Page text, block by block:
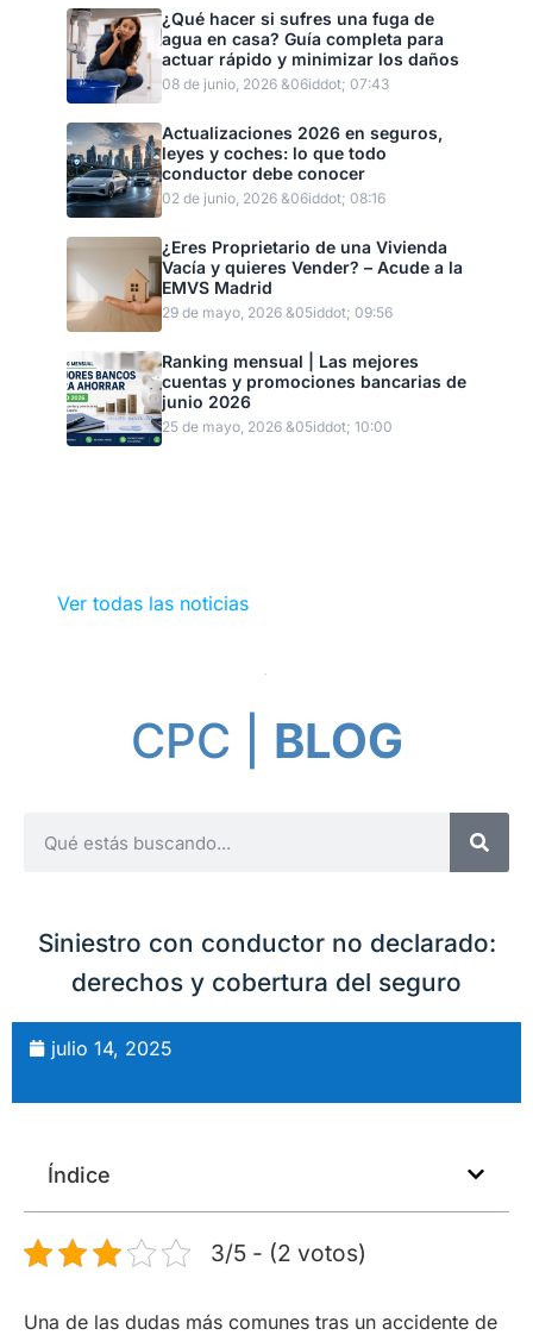
¿Qué hacer si sufres una fuga de
agua en casa? Guía completa para
actuar rápido y minimizar los daños
08 de junio, 2026 &06iddot; 07:43
Actualizaciones 2026 en seguros,
leyes y coches: lo que todo
conductor debe conocer
02 de junio, 2026 &06iddot; 08:16
¿Eres Proprietario de una Vivienda
Vacía y quieres Vender? – Acude a la
EMVS Madrid
29 de mayo, 2026 &05iddot; 09:56
Ranking mensual | Las mejores
cuentas y promociones bancarias de
junio 2026
25 de mayo, 2026 &05iddot; 10:00
Ver todas las noticias
CPC | BLOG
Siniestro con conductor no declarado:
derechos y cobertura del seguro
julio 14, 2025
3/5 - (2 votos)
Una de las dudas más comunes tras un accidente de
Índice